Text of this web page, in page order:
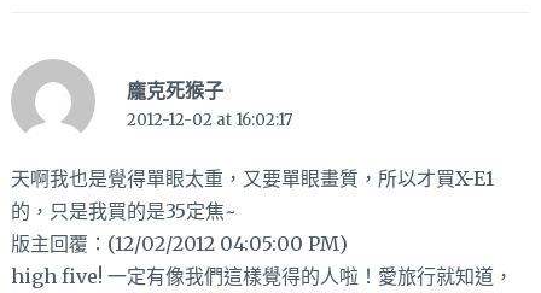
龐克死猴子
2012-12-02 at 16:02:17
天啊我也是覺得單眼太重，又要單眼畫質，所以才買X-E1
的，只是我買的是35定焦~
版主回覆：(12/02/2012 04:05:00 PM)
high five! 一定有像我們這樣覺得的人啦！愛旅行就知道，